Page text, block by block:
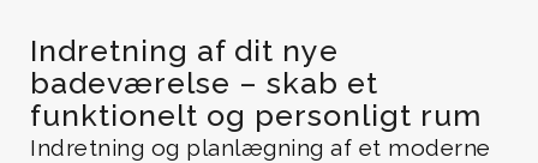
Indretning af dit nye
badeværelse – skab et
funktionelt og personligt rum
Indretning og planlægning af et moderne